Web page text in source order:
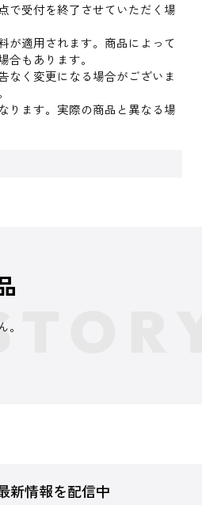
で受付を終了させていただく場
が適用されます。商品によって
合もあります。
なく変更になる場合がございま
ります。実際の商品と異なる場
新情報を配信中